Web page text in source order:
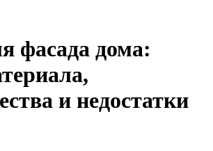
фасада дома:
и недостатки